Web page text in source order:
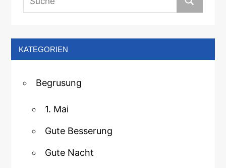
KATEGORIEN
Begrusung
1. Mai
Gute Besserung
Gute Nacht